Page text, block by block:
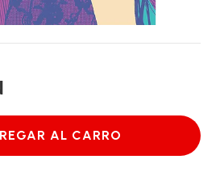
AL CARRO